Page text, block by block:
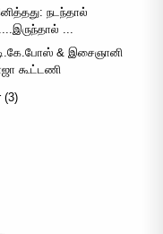
நடந்தால்
...
& இசைஞானி
கூட்டணி
(3)